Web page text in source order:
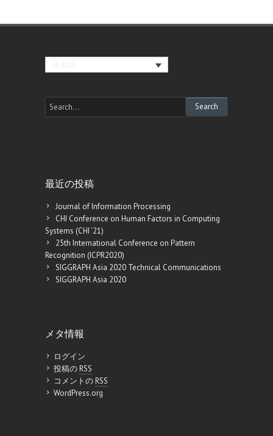
最近の投稿
Journal of Information Processing
CHI Conference on Human Factors in Computing
Systems (CHI ’21)
25th International Conference on Pattern
Recognition (ICPR2020)
SIGGRAPH Asia 2020 Technical Communications
SIGGRAPH Asia 2020
メタ情報
ログイン
投稿のRSS
コメントのRSS
WordPress.org